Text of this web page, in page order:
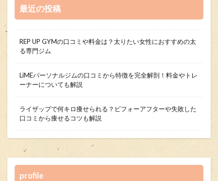
最近の投稿
REP UP GYMの口コミや料金は？太りたい女性におすすめの太
る専門ジム
LiMEパーソナルジムの口コミから特徴を完全解剖！料金やトレ
ーナーについても解説
ライザップで何キロ痩せられる？ビフォーアフターや失敗した
口コミから痩せるコツも解説
profile